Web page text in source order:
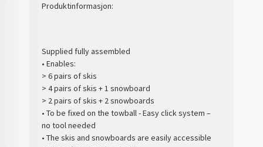
Produktinformasjon:
Supplied fully assembled
• Enables:
> 6 pairs of skis
> 4 pairs of skis + 1 snowboard
> 2 pairs of skis + 2 snowboards
• To be fixed on the towball - Easy click system –
no tool needed
• The skis and snowboards are easily accessible